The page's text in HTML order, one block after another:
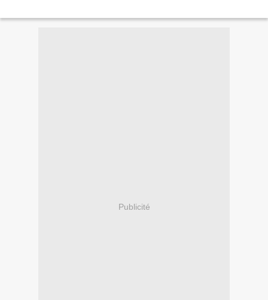
Publicité